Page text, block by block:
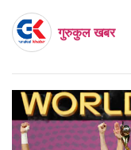
गुरुकुल खबर